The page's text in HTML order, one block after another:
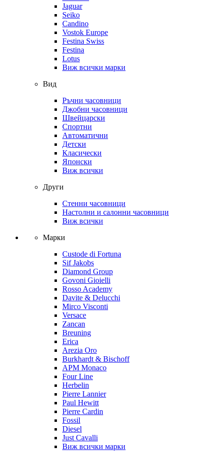
Jaguar
Seiko
Candino
Vostok Europe
Festina Swiss
Festina
Lotus
Виж всички марки
Вид
Ръчни часовници
Джобни часовници
Швейцарски
Спортни
Автоматични
Детски
Класически
Японски
Виж всички
Други
Стенни часовници
Настолни и салонни часовници
Виж всички
Марки
Custode di Fortuna
Sif Jakobs
Diamond Group
Govoni Gioielli
Rosso Academy
Davite & Delucchi
Mirco Visconti
Versace
Zancan
Breuning
Erica
Arezia Oro
Burkhardt & Bischoff
APM Monaco
Four Line
Herbelin
Pierre Lannier
Paul Hewitt
Pierre Cardin
Fossil
Diesel
Just Cavalli
Виж всички марки